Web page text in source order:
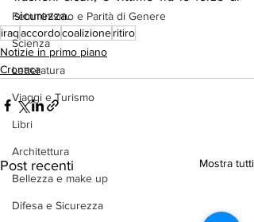
Femminismo e Parità di Genere
Scienza
Letteratura
Viaggi e Turismo
Libri
Architettura
Bellezza e make up
Difesa e Sicurezza
sicurezza.
iraqaccordocoalizioneritiro
Notizie in primo piano
Cronaca
Post recenti Mostra tutti